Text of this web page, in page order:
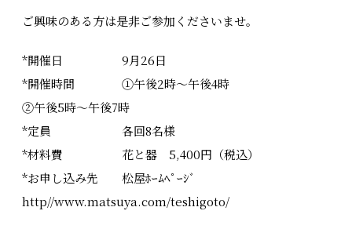
ご興味のある方は是非ご参加くださいませ。
*開催日 9月26日
*開催時間 ①午後2時～午後4時
②午後5時～午後7時
*定員 各回8名様
*材料費 花と器 5,400円（税込）
*お申し込み先 松屋ﾎｰﾑﾍﾟｰｼﾞ
http//www.matsuya.com/teshigoto/